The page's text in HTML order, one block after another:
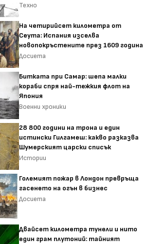
Техно
На четирийсет километра от
Сеута: Испания изселва
новопокръстените през 1609 година
Досиета
Битката при Самар: шепа малки
кораби спря най-тежкия флот на
Япония
Военни хроники
28 800 години на трона и един
истински Гилгамеш: какво разказва
Шумерският царски списък
Истории
Големият пожар в Лондон превръща
гасенето на огън в бизнес
Досиета
Двайсет километра тунели и нито
един грам плутоний: тайният